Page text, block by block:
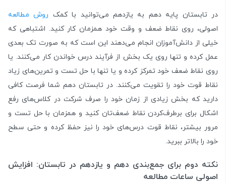
در تابستان پایه دهم به یازدهم می‌توانید با کمک روش مطالعه
اصولی، روی نقاط ضعف و وقت خود همزمان کار کنید. اشتباهی که
خیلی از دانش‌آموزان انجام می‌دهند این است که به صورت تک بعدی
عمل کرده و تنها روی یک بخش از فرآیند درس خواندن کار می‌کنند. یا
روی نقاط ضعف خود تمرکز کرده و یا تنها با حل تست و تمرین‌های زیاد
نقاط قوت خود را تقویت می‌کنند. در تابستان دهم شما فرصت کافی
دارید که بخش زیادی از زمان خود را صرف شرکت در کلاس‌های رفع
اشکال برای برطرف‌کردن نقاط ضعف‌تان کنید و همزمان با حل تست و
مرور بیشتر، نقاط قوت درس‌های خود را نیز حفظ کرده و حتی سطح
خود را بالاتر ببرید.
نکته دوم برای جمع‌بندی دهم و یازدهم در تابستان: افزایش
اصولی ساعات مطالعه